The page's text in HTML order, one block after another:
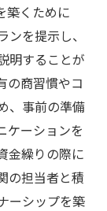
築くために
を提示し、
明することが
の商習慣やコ
、事前の準備
ケーションを
金繰りの際に
の担当者と積
ーシップを築